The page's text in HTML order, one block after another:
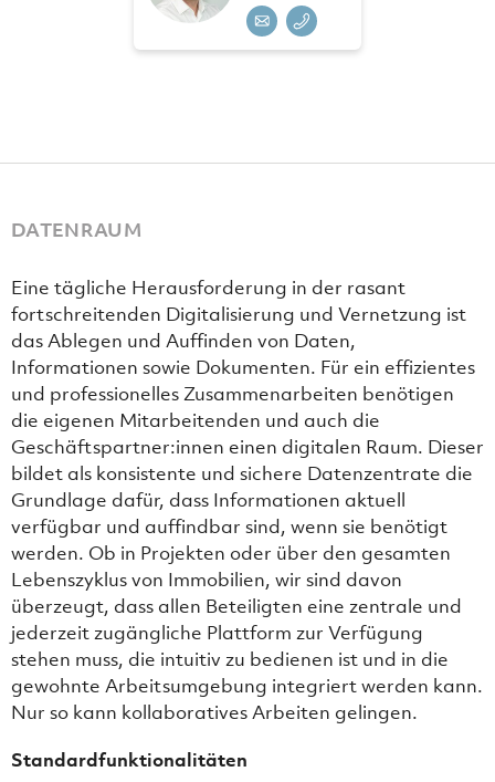
DATENRAUM
Eine tägliche Herausforderung in der rasant
fortschreitenden Digitalisierung und Vernetzung ist
das Ablegen und Auffinden von Daten,
Informationen sowie Dokumenten. Für ein effizientes
und professionelles Zusammenarbeiten benötigen
die eigenen Mitarbeitenden und auch die
Geschäftspartner:innen einen digitalen Raum. Dieser
bildet als konsistente und sichere Datenzentrate die
Grundlage dafür, dass Informationen aktuell
verfügbar und auffindbar sind, wenn sie benötigt
werden. Ob in Projekten oder über den gesamten
Lebenszyklus von Immobilien, wir sind davon
überzeugt, dass allen Beteiligten eine zentrale und
jederzeit zugängliche Plattform zur Verfügung
stehen muss, die intuitiv zu bedienen ist und in die
gewohnte Arbeitsumgebung integriert werden kann.
Nur so kann kollaboratives Arbeiten gelingen.
Standardfunktionalitäten